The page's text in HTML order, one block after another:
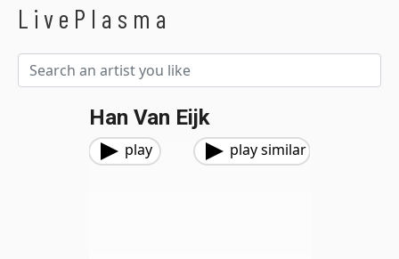
LivePlasma
Han Van Eijk
play play similar